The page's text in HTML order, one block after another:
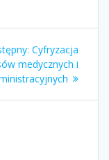
Następny
wpis:
Cyfryzacja
medycznych i